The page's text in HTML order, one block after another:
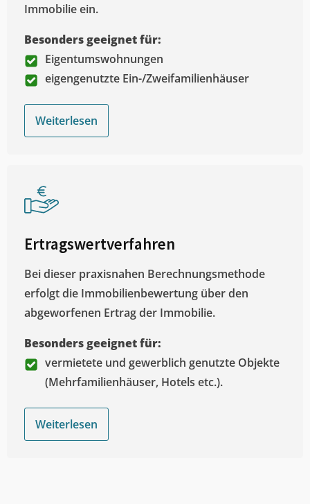
Immobilie ein.
Besonders geeignet für:
Eigentumswohnungen
eigengenutzte Ein-/Zweifamilienhäuser
Weiterlesen
Ertragswertverfahren
Bei dieser praxisnahen Berechnungsmethode
erfolgt die Immobilienbewertung über den
abgeworfenen Ertrag der Immobilie.
Besonders geeignet für:
vermietete und gewerblich genutzte Objekte
(Mehrfamilienhäuser, Hotels etc.).
Weiterlesen